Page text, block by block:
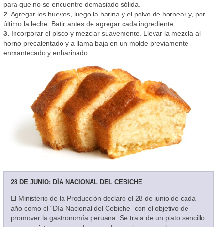
para que no se encuentre demasiado sólida.
2. Agregar los huevos, luego la harina y el polvo de hornear y, por
último la leche. Batir antes de agregar cada ingrediente.
3. Incorporar el pisco y mezclar suavemente. Llevar la mezcla al
horno precalentado y a llama baja en un molde previamente
enmantecado y enharinado.
28 DE JUNIO: DÍA NACIONAL DEL CEBICHE
El Ministerio de la Producción declaró el 28 de junio de cada
año como el “Día Nacional del Cebiche” con el objetivo de
promover la gastronomía peruana. Se trata de un plato sencillo